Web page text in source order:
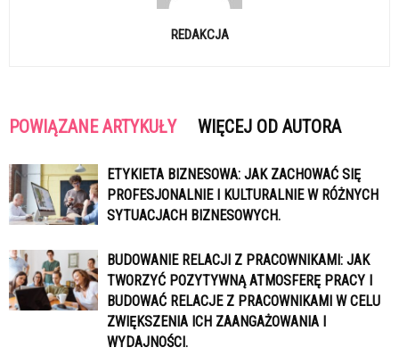
REDAKCJA
POWIĄZANE ARTYKUŁY WIĘCEJ OD AUTORA
ETYKIETA BIZNESOWA: JAK ZACHOWAĆ SIĘ
PROFESJONALNIE I KULTURALNIE W RÓŻNYCH
SYTUACJACH BIZNESOWYCH.
BUDOWANIE RELACJI Z PRACOWNIKAMI: JAK
TWORZYĆ POZYTYWNĄ ATMOSFERĘ PRACY I
BUDOWAĆ RELACJE Z PRACOWNIKAMI W CELU
ZWIĘKSZENIA ICH ZAANGAŻOWANIA I
WYDAJNOŚCI.